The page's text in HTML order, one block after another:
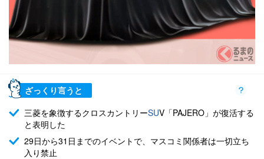
ざっくり言うと
三菱を象徴するクロスカントリーSUV「PAJERO」が復活する
と表明した
29日から31日までのイベントで、マスコミ関係者は一切立ち
入り禁止